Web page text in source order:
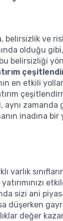
belirsizlik ve
olduğu
belirsizliği
en etkili
aynı zamanda
inadına bir
varlık
sizi ani
düşerken
değer